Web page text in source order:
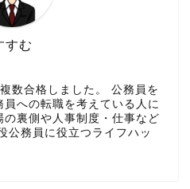
すむ
数合格しました。 公務員を
への転職を考えている人に
裏側や人事制度・仕事など
公務員に役立つライフハッ